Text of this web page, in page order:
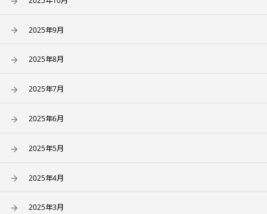
2025年9月
2025年8月
2025年7月
2025年6月
2025年5月
2025年4月
2025年3月